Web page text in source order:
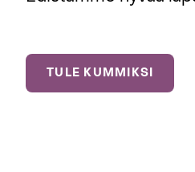
TULE KUMMIKSI